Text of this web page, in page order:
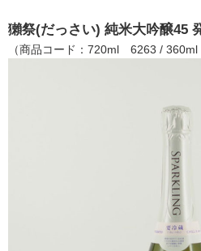
獺祭(だっさい) 純米大吟醸45
（商品コード：720ml 6263 /